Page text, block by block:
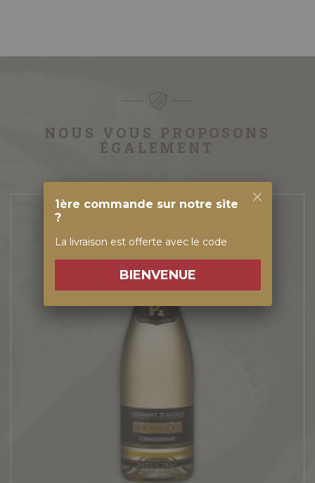
NOUS VOUS PROPOSONS
ÉGALEMENT
1ère commande sur notre site
?
La livraison est offerte avec le code
BIENVENUE